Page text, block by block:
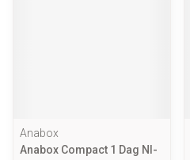
Anabox
Anabox Compact 1 Dag Nl-